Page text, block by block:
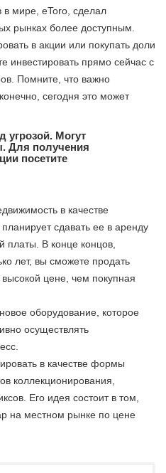
в мире, eToro, сделал
рынках более доступным.
в акции или покупать доли
инвестировать прямо сейчас с
Помните, что важно
сегодня это может
угрозой. Могут
Для получения
посетите
в качестве
сдавать ее в аренду
платы. В конце концов,
лет, вы сможете продать
цене, чем покупная
оборудование, которое
осуществлять
в качестве формы
коллекционирования,
Его идея состоит в том,
на местном рынке по цене